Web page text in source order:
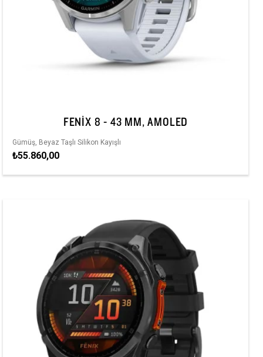
FENIX 8 - 43 MM, AMOLED
Gümüş, Beyaz Taşlı Silikon Kayışlı
₺55.860,00